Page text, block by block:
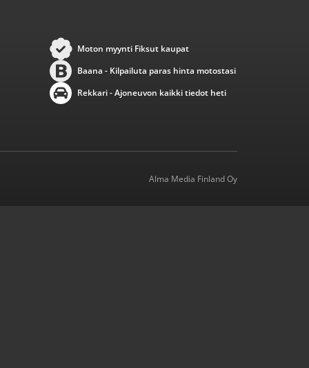
Moton myynti Fiksut kaupat
Baana - Kilpailuta paras hinta motostasi
Rekkari - Ajoneuvon kaikki tiedot heti
Alma Media Finland Oy